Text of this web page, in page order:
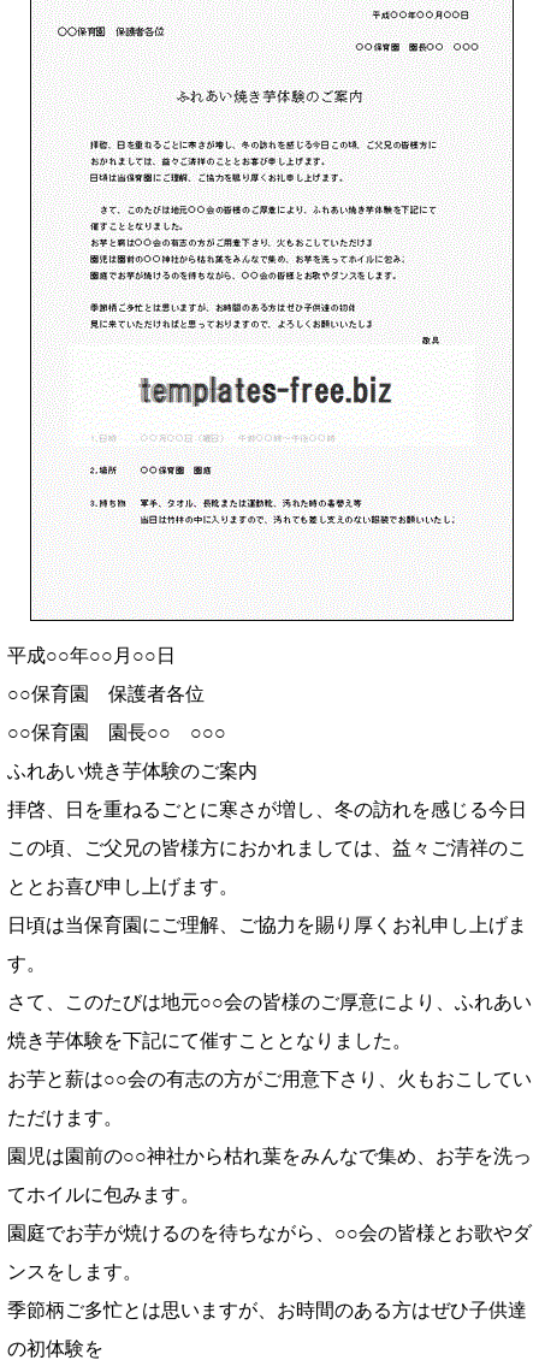
平成○○年○○月○○日
○○保育園 保護者各位
○○保育園 園長○○ ○○○
ふれあい焼き芋体験のご案内
拝啓、日を重ねるごとに寒さが増し、冬の訪れを感じる今日
この頃、ご父兄の皆様方におかれましては、益々ご清祥のこ
ととお喜び申し上げます。
日頃は当保育園にご理解、ご協力を賜り厚くお礼申し上げま
す。
さて、このたびは地元○○会の皆様のご厚意により、ふれあい
焼き芋体験を下記にて催すこととなりました。
お芋と薪は○○会の有志の方がご用意下さり、火もおこしてい
ただけます。
園児は園前の○○神社から枯れ葉をみんなで集め、お芋を洗っ
てホイルに包みます。
園庭でお芋が焼けるのを待ちながら、○○会の皆様とお歌やダ
ンスをします。
季節柄ご多忙とは思いますが、お時間のある方はぜひ子供達
の初体験を